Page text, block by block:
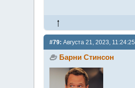
#79: Августа 21, 2023, 11:24:25
Барни Стинсон